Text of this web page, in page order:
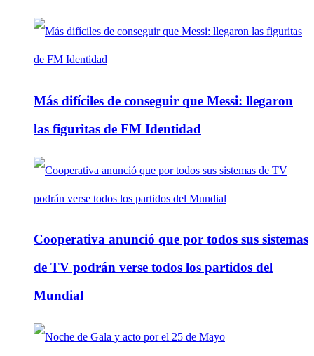
Más difíciles de conseguir que Messi: llegaron
las figuritas de FM Identidad
Cooperativa anunció que por todos sus sistemas
de TV podrán verse todos los partidos del
Mundial